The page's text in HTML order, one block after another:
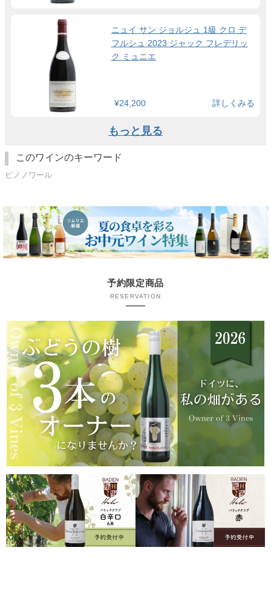
ニュイ サン ジョルジュ 1級 クロ デ
フルシュ 2023 ジャック フレデリッ
ク ミュニエ
¥24,200 詳しくみる
もっと見る
このワインのキーワード
ピノノワール
予約限定商品
RESERVATION